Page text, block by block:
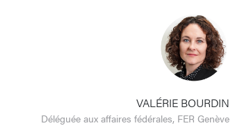
VALÉRIE BOURDIN
Déléguée aux affaires fédérales, FER Genève